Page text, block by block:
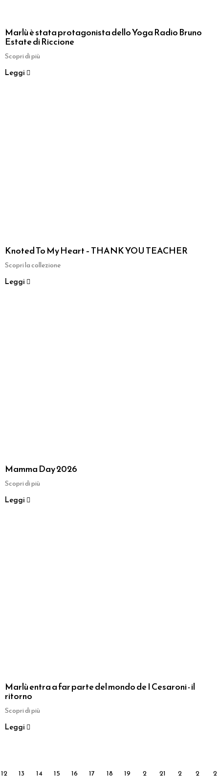
Marlù è stata protagonista dello Yoga Radio Bruno
Estate di Riccione
Scopri di più
Leggi
Knoted To My Heart – THANK YOU TEACHER
Scopri la collezione
Leggi
Mamma Day 2026
Scopri di più
Leggi
Marlù entra a far parte del mondo de I Cesaroni - il
ritorno
Scopri di più
Leggi
12 13 14 15 16 17 18 19
2
21
2
2
2